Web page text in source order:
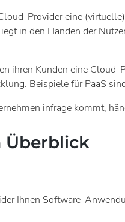
Provider eine
in den Händen der
ihren Kunden eine
Beispiele für PaaS
infrage kommt,
Überblick
Ihnen Software-